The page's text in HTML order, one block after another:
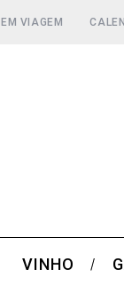
EM VIAGEM
VINHO